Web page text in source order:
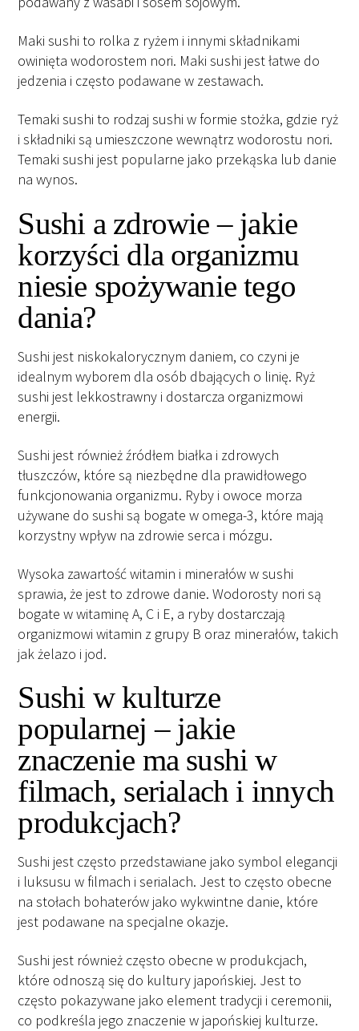
Maki sushi to rolka z ryżem i innymi składnikami
owinięta wodorostem nori. Maki sushi jest łatwe do
jedzenia i często podawane w zestawach.
Temaki sushi to rodzaj sushi w formie stożka, gdzie ryż
i składniki są umieszczone wewnątrz wodorostu nori.
Temaki sushi jest popularne jako przekąska lub danie
na wynos.
Sushi a zdrowie – jakie
korzyści dla organizmu
niesie spożywanie tego
dania?
Sushi jest niskokalorycznym daniem, co czyni je
idealnym wyborem dla osób dbających o linię. Ryż
sushi jest lekkostrawny i dostarcza organizmowi
energii.
Sushi jest również źródłem białka i zdrowych
tłuszczów, które są niezbędne dla prawidłowego
funkcjonowania organizmu. Ryby i owoce morza
używane do sushi są bogate w omega-3, które mają
korzystny wpływ na zdrowie serca i mózgu.
Wysoka zawartość witamin i minerałów w sushi
sprawia, że jest to zdrowe danie. Wodorosty nori są
bogate w witaminę A, C i E, a ryby dostarczają
organizmowi witamin z grupy B oraz minerałów, takich
jak żelazo i jod.
Sushi w kulturze
popularnej – jakie
znaczenie ma sushi w
filmach, serialach i innych
produkcjach?
Sushi jest często przedstawiane jako symbol elegancji
i luksusu w filmach i serialach. Jest to często obecne
na stołach bohaterów jako wykwintne danie, które
jest podawane na specjalne okazje.
Sushi jest również często obecne w produkcjach,
które odnoszą się do kultury japońskiej. Jest to
często pokazywane jako element tradycji i ceremonii,
co podkreśla jego znaczenie w japońskiej kulturze.